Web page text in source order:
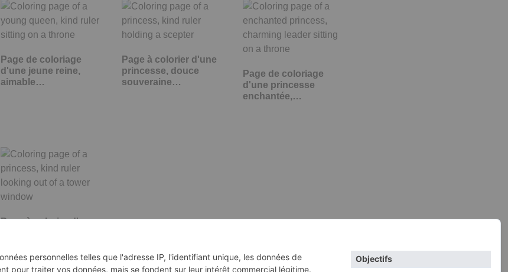
Page de coloriage
d'une jeune reine,
aimable…
Page à colorier d'une
princesse, douce
souveraine…
Page de coloriage
d'une princesse
enchantée,…
Page à colorier d'une